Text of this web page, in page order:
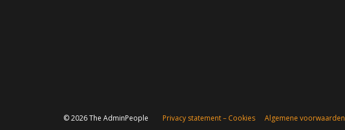
© 2026 The AdminPeople Privacy statement – Cookies Algemene voorwaarden